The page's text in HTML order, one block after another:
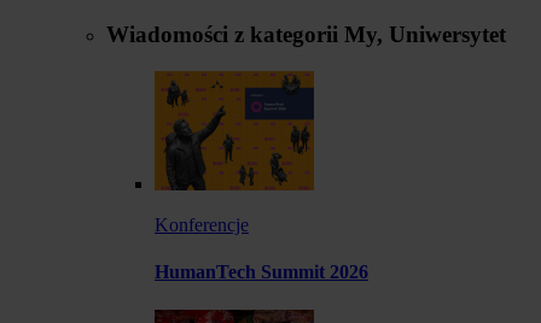
Wiadomości z kategorii My, Uniwersytet
Konferencje
HumanTech Summit 2026